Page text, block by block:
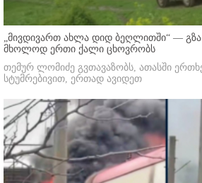
„მივდივართ ახლა დიდ ბეღლითში“ —
მხოლოდ ერთი ქალი ცხოვრობს
თემურ ლომიძე გვთავაზობს, ათასში
სტუმრებივით, ერთად ავიდეთ